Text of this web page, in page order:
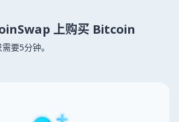
上购买 Bitcoin
要5分钟。